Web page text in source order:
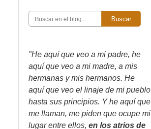
Buscar
"He aquí que veo a mi padre, he
aquí que veo a mi madre, a mis
hermanas y mis hermanos. He
aquí que veo el linaje de mi pueblo
hasta sus principios. Y he aquí que
me llaman, me piden que ocupe mi
lugar entre ellos, en los atrios de